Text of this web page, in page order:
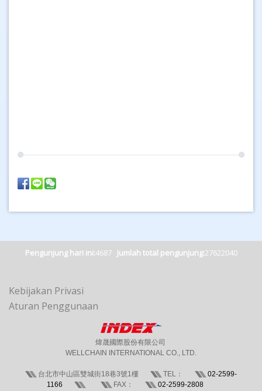
Pengunjung hari ini:4687 Jumlah total pengunjung:27622040
Kebijakan Privasi
Aturan Penggunaan
煒晟國際股份有限公司
WELLCHAIN INTERNATIONAL CO., LTD.
台北市中山區雙城街18巷3號1樓 TEL：
02-2599-
1166
FAX： 02-2599-2808